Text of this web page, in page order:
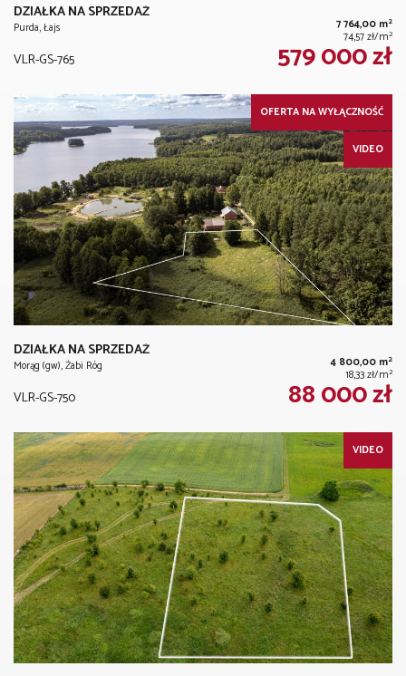
DZIAŁKA NA SPRZEDAŻ
Purda, Łajs 7 764,00 m2
74,57 zł/m2
VLR-GS-765 579 000 zł
OFERTA NA WYŁĄCZNOŚĆ
VIDEO
DZIAŁKA NA SPRZEDAŻ
Morąg (gw), Żabi Róg 4 800,00 m2
18,33 zł/m2
VLR-GS-750 88 000 zł
VIDEO